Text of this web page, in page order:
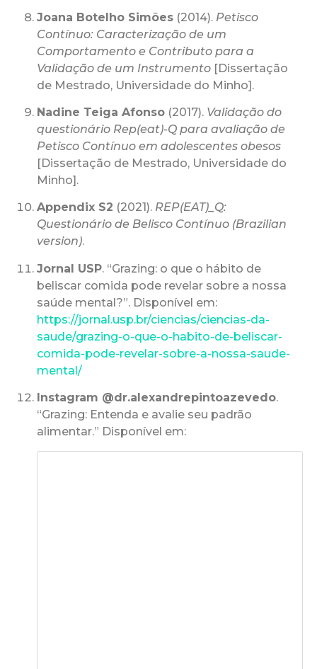
Joana Botelho Simões (2014). Petisco
Contínuo: Caracterização de um
Comportamento e Contributo para a
Validação de um Instrumento [Dissertação
de Mestrado, Universidade do Minho].
Nadine Teiga Afonso (2017). Validação do
questionário Rep(eat)-Q para avaliação de
Petisco Contínuo em adolescentes obesos
[Dissertação de Mestrado, Universidade do
Minho].
Appendix S2 (2021). REP(EAT)_Q:
Questionário de Belisco Contínuo (Brazilian
version).
Jornal USP. “Grazing: o que o hábito de
beliscar comida pode revelar sobre a nossa
saúde mental?”. Disponível em:
https://jornal.usp.br/ciencias/ciencias-da-
saude/grazing-o-que-o-habito-de-beliscar-
comida-pode-revelar-sobre-a-nossa-saude-
mental/
Instagram @dr.alexandrepintoazevedo.
“Grazing: Entenda e avalie seu padrão
alimentar.” Disponível em: